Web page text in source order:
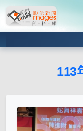
113